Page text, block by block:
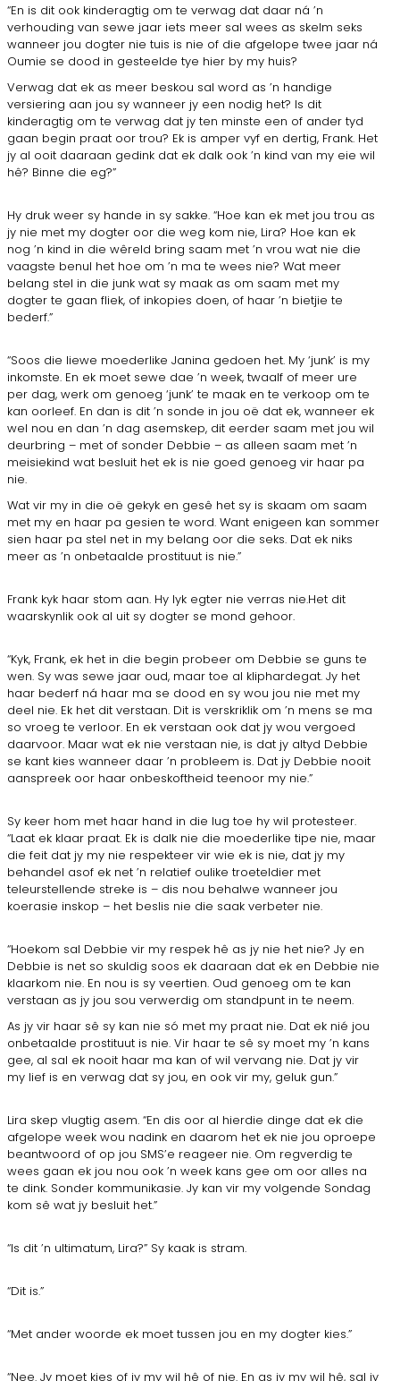
“En is dit ook kinderagtig om te verwag dat daar ná ’n
verhouding van sewe jaar iets meer sal wees as skelm seks
wanneer jou dogter nie tuis is nie of die afgelope twee jaar ná
Oumie se dood in gesteelde tye hier by my huis?
Verwag dat ek as meer beskou sal word as ’n handige
versiering aan jou sy wanneer jy een nodig het? Is dit
kinderagtig om te verwag dat jy ten minste een of ander tyd
gaan begin praat oor trou? Ek is amper vyf en dertig, Frank. Het
jy al ooit daaraan gedink dat ek dalk ook ’n kind van my eie wil
hê? Binne die eg?”
Hy druk weer sy hande in sy sakke. “Hoe kan ek met jou trou as
jy nie met my dogter oor die weg kom nie, Lira? Hoe kan ek
nog ’n kind in die wêreld bring saam met ’n vrou wat nie die
vaagste benul het hoe om ’n ma te wees nie? Wat meer
belang stel in die junk wat sy maak as om saam met my
dogter te gaan fliek, of inkopies doen, of haar ’n bietjie te
bederf.”
“Soos die liewe moederlike Janina gedoen het. My ‘junk’ is my
inkomste. En ek moet sewe dae ’n week, twaalf of meer ure
per dag, werk om genoeg ‘junk’ te maak en te verkoop om te
kan oorleef. En dan is dit ’n sonde in jou oë dat ek, wanneer ek
wel nou en dan ’n dag asemskep, dit eerder saam met jou wil
deurbring – met of sonder Debbie – as alleen saam met ’n
meisiekind wat besluit het ek is nie goed genoeg vir haar pa
nie.
Wat vir my in die oë gekyk en gesê het sy is skaam om saam
met my en haar pa gesien te word. Want enigeen kan sommer
sien haar pa stel net in my belang oor die seks. Dat ek niks
meer as ’n onbetaalde prostituut is nie.”
Frank kyk haar stom aan. Hy lyk egter nie verras nie.Het dit
waarskynlik ook al uit sy dogter se mond gehoor.
“Kyk, Frank, ek het in die begin probeer om Debbie se guns te
wen. Sy was sewe jaar oud, maar toe al kliphardegat. Jy het
haar bederf ná haar ma se dood en sy wou jou nie met my
deel nie. Ek het dit verstaan. Dit is verskriklik om ’n mens se ma
so vroeg te verloor. En ek verstaan ook dat jy wou vergoed
daarvoor. Maar wat ek nie verstaan nie, is dat jy altyd Debbie
se kant kies wanneer daar ’n probleem is. Dat jy Debbie nooit
aanspreek oor haar onbeskoftheid teenoor my nie.”
Sy keer hom met haar hand in die lug toe hy wil protesteer.
“Laat ek klaar praat. Ek is dalk nie die moederlike tipe nie, maar
die feit dat jy my nie respekteer vir wie ek is nie, dat jy my
behandel asof ek net ’n relatief oulike troeteldier met
teleurstellende streke is – dis nou behalwe wanneer jou
koerasie inskop – het beslis nie die saak verbeter nie.
“Hoekom sal Debbie vir my respek hê as jy nie het nie? Jy en
Debbie is net so skuldig soos ek daaraan dat ek en Debbie nie
klaarkom nie. En nou is sy veertien. Oud genoeg om te kan
verstaan as jy jou sou verwerdig om standpunt in te neem.
As jy vir haar sê sy kan nie só met my praat nie. Dat ek nié jou
onbetaalde prostituut is nie. Vir haar te sê sy moet my ’n kans
gee, al sal ek nooit haar ma kan of wil vervang nie. Dat jy vir
my lief is en verwag dat sy jou, en ook vir my, geluk gun.”
Lira skep vlugtig asem. “En dis oor al hierdie dinge dat ek die
afgelope week wou nadink en daarom het ek nie jou oproepe
beantwoord of op jou SMS’e reageer nie. Om regverdig te
wees gaan ek jou nou ook ’n week kans gee om oor alles na
te dink. Sonder kommunikasie. Jy kan vir my volgende Sondag
kom sê wat jy besluit het.”
“Is dit ’n ultimatum, Lira?” Sy kaak is stram.
“Dit is.”
“Met ander woorde ek moet tussen jou en my dogter kies.”
“Nee. Jy moet kies of jy my wil hê of nie. En as jy my wil hê, sal jy